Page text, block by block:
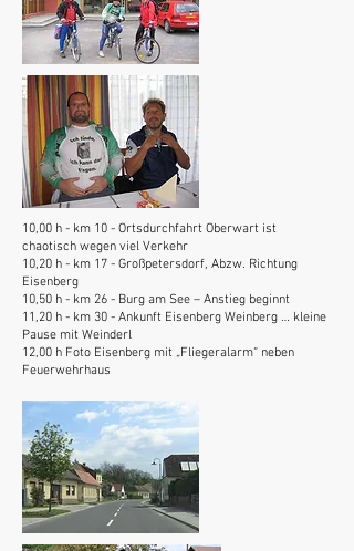
10,00 h - km 10 - Ortsdurchfahrt Oberwart ist
chaotisch wegen viel Verkehr
10,20 h - km 17 - Großpetersdorf, Abzw. Richtung
Eisenberg
10,50 h - km 26 - Burg am See – Anstieg beginnt
11,20 h - km 30 - Ankunft Eisenberg Weinberg … kleine
Pause mit Weinderl
12,00 h Foto Eisenberg mit „Fliegeralarm“ neben
Feuerwehrhaus